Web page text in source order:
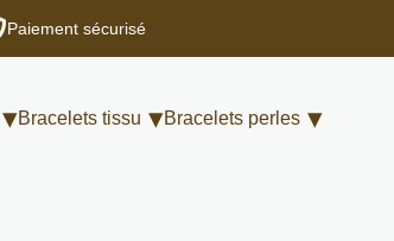
Paiement sécurisé
Bracelets tissu Bracelets perles